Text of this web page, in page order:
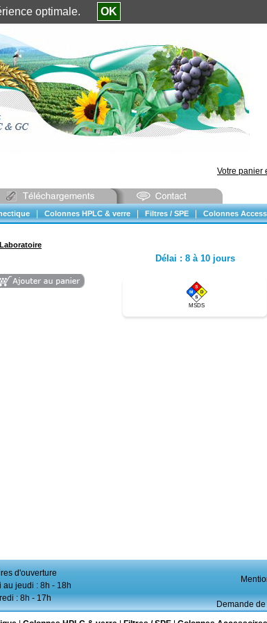
client ||Mon compte
Votre panier
Colonnes HPLC & verre Filtres / SPE Colonnes
Délai : 8 à 10 jours
MSDS
d'ouverture
au jeudi : 8h - 18h
: 8h - 17h
Demande
optimale. OK